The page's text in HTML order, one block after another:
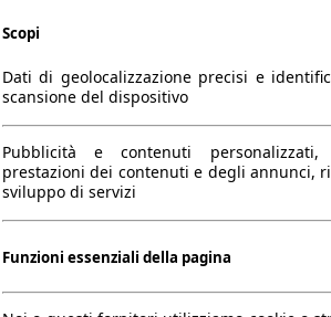
Scopi
Dati di geolocalizzazione precisi e
scansione del dispositivo
Pubblicità e contenuti personalizzati,
prestazioni dei contenuti e degli annunci,
sviluppo di servizi
Funzioni essenziali della pagina